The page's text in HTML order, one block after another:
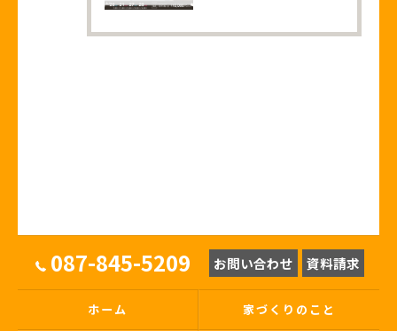
087-845-5209 お問い合わせ 資料請求
ホーム 家づくりのこと